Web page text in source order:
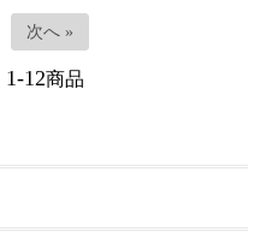
次へ »
1-12商品